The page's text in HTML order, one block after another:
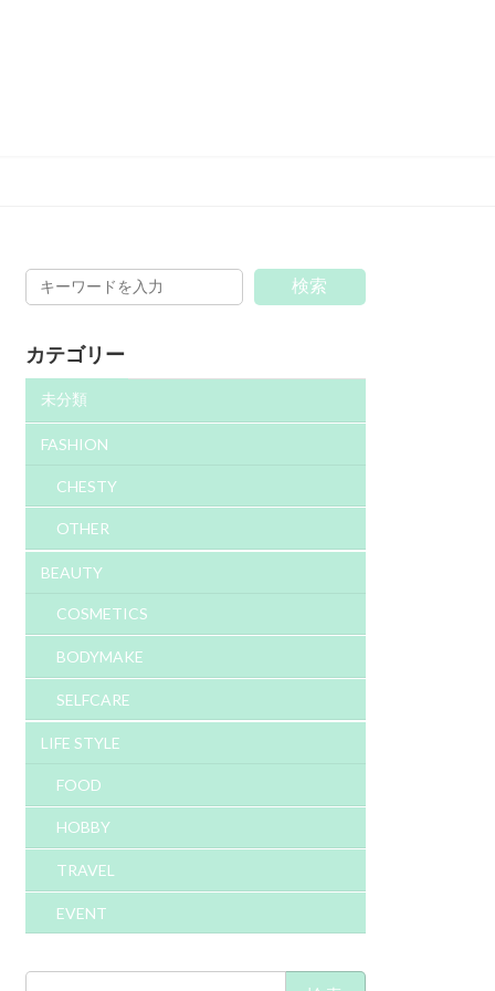
検索
カテゴリー
未分類
FASHION
CHESTY
OTHER
BEAUTY
COSMETICS
BODYMAKE
SELFCARE
LIFE STYLE
FOOD
HOBBY
TRAVEL
EVENT
検